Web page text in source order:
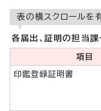
表の横スクロールを
各届出、証明の担当
項目
印鑑登録証明書